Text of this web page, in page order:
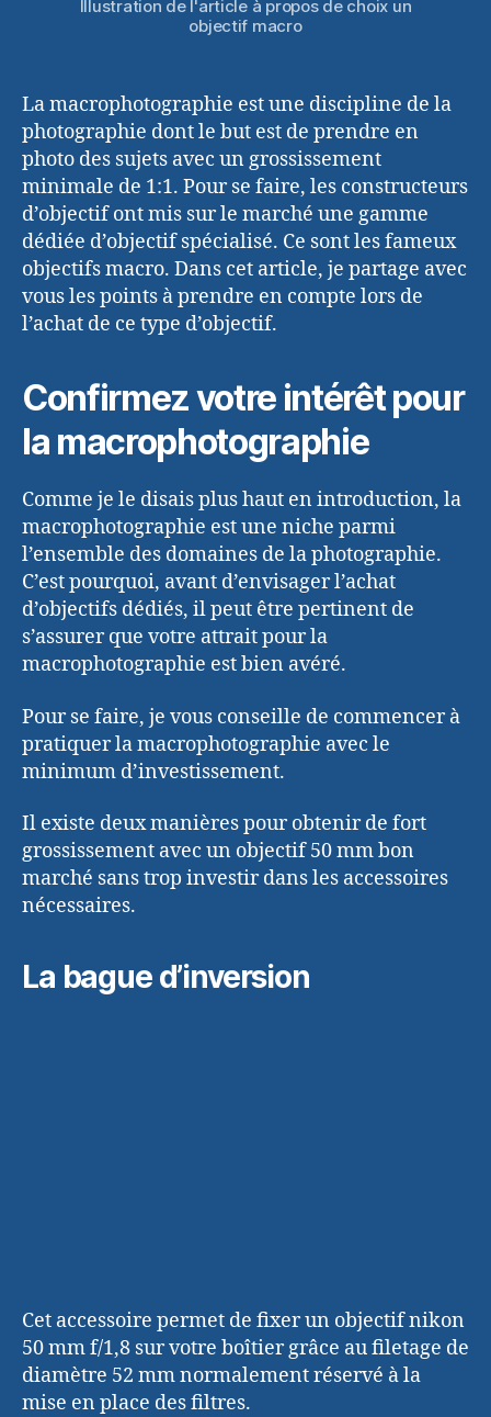
Illustration de l'article à propos de choix un
objectif macro
La macrophotographie est une discipline de la
photographie dont le but est de prendre en
photo des sujets avec un grossissement
minimale de 1:1. Pour se faire, les constructeurs
d’objectif ont mis sur le marché une gamme
dédiée d’objectif spécialisé. Ce sont les fameux
objectifs macro. Dans cet article, je partage avec
vous les points à prendre en compte lors de
l’achat de ce type d’objectif.
Confirmez votre intérêt pour
la macrophotographie
Comme je le disais plus haut en introduction, la
macrophotographie est une niche parmi
l’ensemble des domaines de la photographie.
C’est pourquoi, avant d’envisager l’achat
d’objectifs dédiés, il peut être pertinent de
s’assurer que votre attrait pour la
macrophotographie est bien avéré.
Pour se faire, je vous conseille de commencer à
pratiquer la macrophotographie avec le
minimum d’investissement.
Il existe deux manières pour obtenir de fort
grossissement avec un objectif 50 mm bon
marché sans trop investir dans les accessoires
nécessaires.
La bague d’inversion
Cet accessoire permet de fixer un objectif nikon
50 mm f/1,8 sur votre boîtier grâce au filetage de
diamètre 52 mm normalement réservé à la
mise en place des filtres.